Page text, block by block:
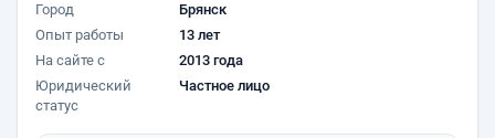
Город
Брянск
Опыт работы
13 лет
На сайте с
2013 года
Юридический
статус
Частное лицо